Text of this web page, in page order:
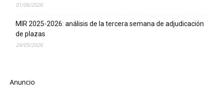
01/06/2026
MIR 2025-2026: análisis de la tercera semana de adjudicación
de plazas
24/05/2026
Anuncio